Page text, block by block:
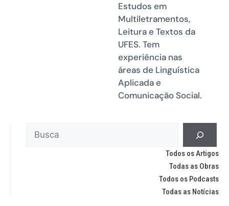
Estudos em
Multiletramentos,
Leitura e Textos da
UFES. Tem
experiência nas
áreas de Linguística
Aplicada e
Comunicação Social.
Todos os Artigos
Todas as Obras
Todos os Podcasts
Todas as Notícias